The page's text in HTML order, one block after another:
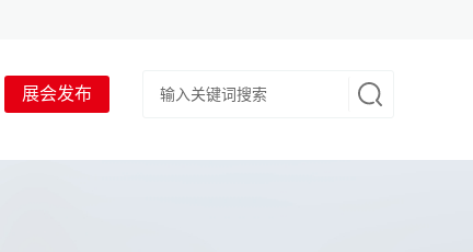
展会发布